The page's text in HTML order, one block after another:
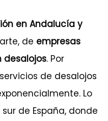
en Andalucía y
de empresas
desalojos. Por
de desalojos
Lo
de España, donde